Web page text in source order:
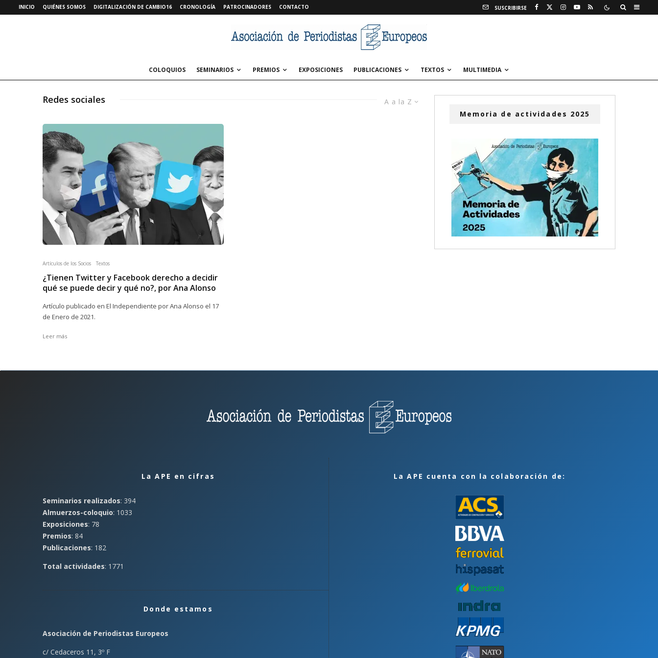
INICIO QUIÉNES SOMOS DIGITALIZACIÓN DE CAMBIO16 CRONOLOGÍA PATROCINADORES CONTACTO SUSCRIBIRSE
COLOQUIOS SEMINARIOS PREMIOS EXPOSICIONES PUBLICACIONES TEXTOS MULTIMEDIA
A a la Z
Redes sociales
Artículos de los Socios Textos
¿Tienen Twitter y Facebook derecho a decidir
qué se puede decir y qué no?, por Ana Alonso
Artículo publicado en El Independiente por Ana Alonso el 17
de Enero de 2021.
Leer más
Memoria de actividades 2025
La APE en cifras
Seminarios realizados: 394
Almuerzos-coloquio: 1033
Exposiciones: 78
Premios: 84
Publicaciones: 182
Total actividades: 1771
Donde estamos
Asociación de Periodistas Europeos
c/ Cedaceros 11, 3º F
La APE cuenta con la colaboración de: